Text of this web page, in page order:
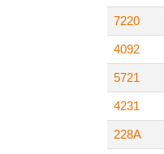
7220
4092
5721
4231
228A